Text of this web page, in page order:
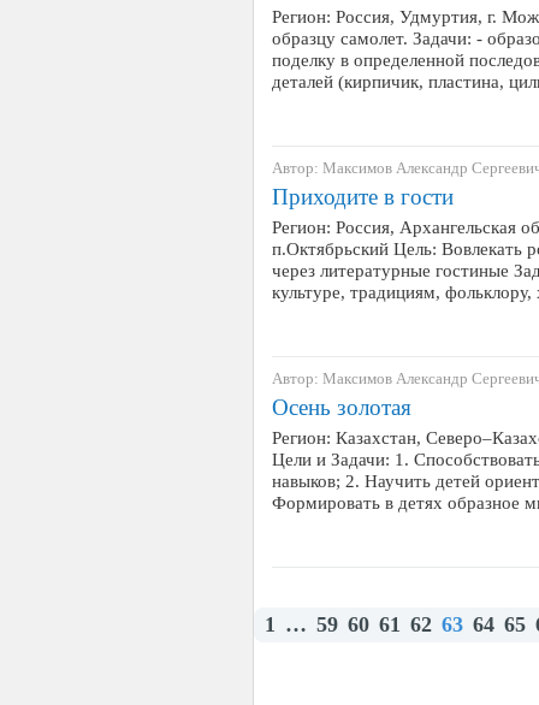
Регион: Россия, Удмуртия, г.
образцу самолет. Задачи: -
поделку в определенной
деталей (кирпичик, пластина,
Автор: Максимов Александр
Приходите в гости
Регион: Россия, Архангельская
п.Октябрьский Цель: Вовлекать
через литературные гостиные
культуре, традициям,
Автор: Максимов Александр
Осень золотая
Регион: Казахстан,
Цели и Задачи: 1.
навыков; 2. Научить детей
Формировать в детях образное
1 … 59 60 61 62 63 64 65